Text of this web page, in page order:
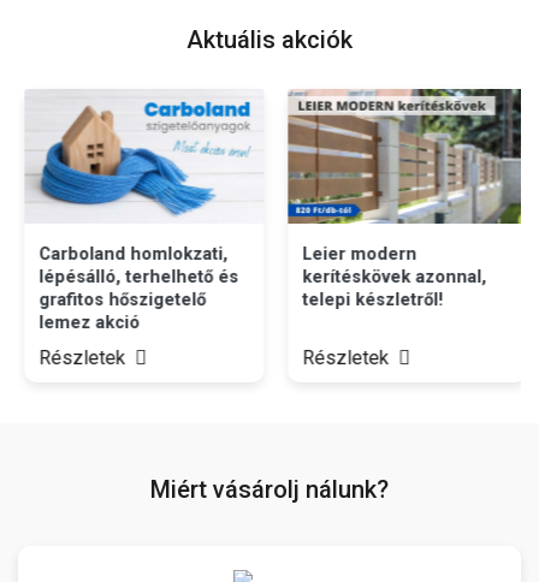
Aktuális akciók
Carboland homlokzati,
lépésálló, terhelhető és
grafitos hőszigetelő
lemez akció
Részletek
Leier modern
kerítéskövek azonnal,
telepi készletről!
Részletek
Miért vásárolj nálunk?